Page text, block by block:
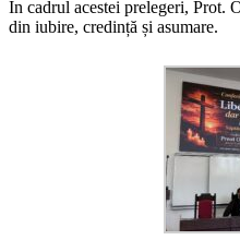
În cadrul acestei prelegeri, Prot.
din iubire, credință și asumare.